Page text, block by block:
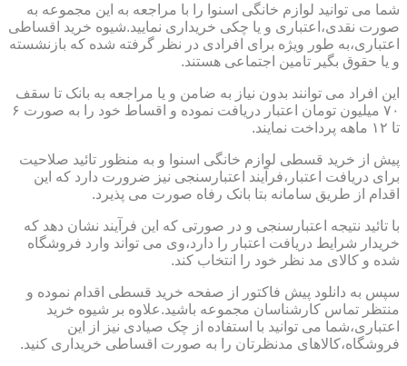
شما می توانید لوازم خانگی اسنوا را با مراجعه به این مجموعه به
صورت نقدی،اعتباری و یا چکی خریداری نمایید.شیوه خرید اقساطی
اعتباری،به طور ویژه برای افرادی در نظر گرفته شده که بازنشسته
و یا حقوق بگیر تامین اجتماعی هستند.
این افراد می توانند بدون نیاز به ضامن و یا مراجعه به بانک تا سقف
۷۰ میلیون تومان اعتبار دریافت نموده و اقساط خود را به صورت ۶
تا ۱۲ ماهه پرداخت نمایند.
پیش از خرید قسطی لوازم خانگی اسنوا و به منظور تائید صلاحیت
برای دریافت اعتبار،فرآیند اعتبارسنجی نیز ضرورت دارد که این
اقدام از طریق سامانه بتا بانک رفاه صورت می پذیرد.
با تائید نتیجه اعتبارسنجی و در صورتی که این فرآیند نشان دهد که
خریدار شرایط دریافت اعتبار را دارد،وی می تواند وارد فروشگاه
شده و کالای مد نظر خود را انتخاب کند.
سپس به دانلود پیش فاکتور از صفحه خرید قسطی اقدام نموده و
منتظر تماس کارشناسان مجموعه باشید.علاوه بر شیوه خرید
اعتباری،شما می توانید با استفاده از چک صیادی نیز از این
فروشگاه،کالاهای مدنظرتان را به صورت اقساطی خریداری کنید.